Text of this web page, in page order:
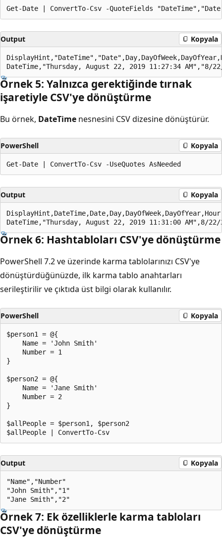
Output Kopyala
Örnek 5: Yalnızca gerektiğinde tırnak
işaretiyle CSV'ye dönüştürme
Bu örnek, DateTime nesnesini CSV dizesine dönüştürür.
PowerShell Kopyala
Output Kopyala
Örnek 6: Hashtabloları CSV'ye dönüştürme
PowerShell 7.2 ve üzerinde karma tablolarınızı CSV'ye
dönüştürdüğünüzde, ilk karma tablo anahtarları
serileştirilir ve çıktıda üst bilgi olarak kullanılır.
PowerShell Kopyala
$person1 = @{
    Name = 'John Smith'
    Number = 1
}
$person2 = @{
    Name = 'Jane Smith'
    Number = 2
}
$allPeople = $person1, $person2
Output Kopyala
"Name","Number"
"John Smith","1"
Örnek 7: Ek özelliklerle karma tabloları
CSV'ye dönüştürme